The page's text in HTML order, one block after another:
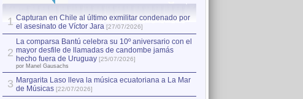
1 Capturan en Chile al último exmilitar condenado por
el asesinato de Víctor Jara [27/07/2026]
2
La comparsa Bantú celebra su 10º aniversario con el
mayor desfile de llamadas de candombe jamás
hecho fuera de Uruguay [25/07/2026]
por Manel Gausachs
3 Margarita Laso lleva la música ecuatoriana a La Mar
de Músicas [22/07/2026]